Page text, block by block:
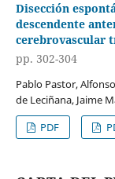
Disección
descendente
cerebrovascular
pp. 302-304
Pablo Pastor,
de Leciñana, Jaime
PDF